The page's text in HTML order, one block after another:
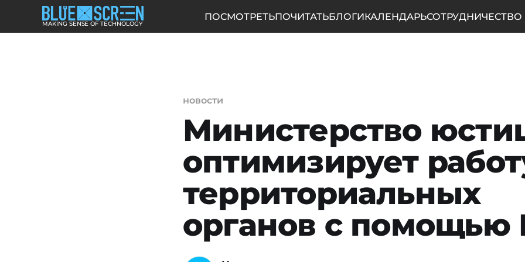
MAKING SENSE OF TECHNOLOGY
ПОСМОТРЕТЬПОЧИТАТЬБЛОГИКАЛЕНДАРЬСОТРУДНИЧЕСТВО
новости
Министерство
оптимизирует
территориальных
органов с помощью